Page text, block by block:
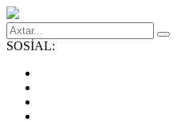
SOSİAL: